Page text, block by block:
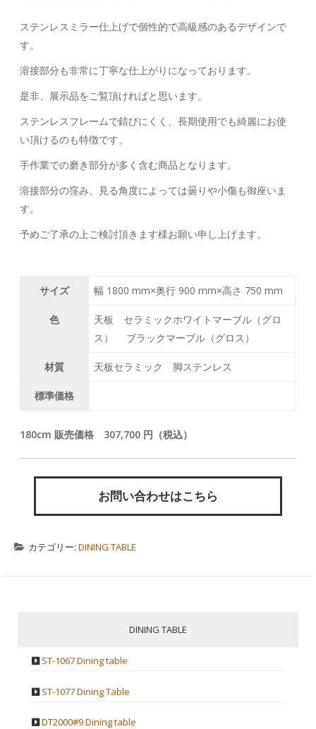
ステンレスミラー仕上げで個性的で高級感のあるデザインで
す。
溶接部分も非常に丁寧な仕上がりになっております。
是非、展示品をご覧頂ければと思います。
ステンレスフレームで錆びにくく、長期使用でも綺麗にお使
い頂けるのも特徴です。
手作業での磨き部分が多く含む商品となります。
溶接部分の窪み、見る角度によっては曇りや小傷も御座いま
す。
予めご了承の上ご検討頂きます様お願い申し上げます。
サイズ 幅 1800 mm×奥行 900 mm×高さ 750 mm
色
天板 セラミックホワイトマーブル（グロ
ス） ブラックマーブル（グロス）
材質 天板セラミック 脚ステンレス
標準価格
180cm 販売価格 307,700 円（税込）
お問い合わせはこちら
カテゴリー: DINING TABLE
DINING TABLE
ST-1067 Dining table
ST-1077 Dining Table
DT2000#9 Dining table